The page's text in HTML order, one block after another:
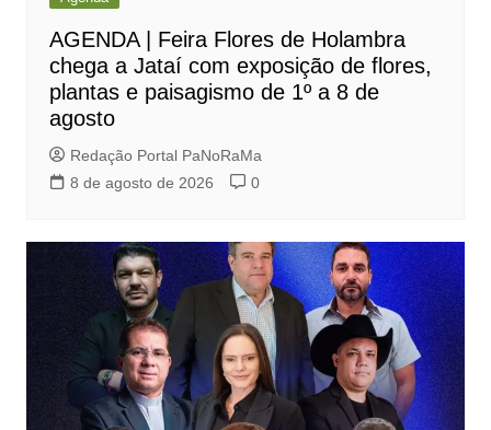
AGENDA | Feira Flores de Holambra
chega a Jataí com exposição de flores,
plantas e paisagismo de 1º a 8 de
agosto
Redação Portal PaNoRaMa
8 de agosto de 2026
0